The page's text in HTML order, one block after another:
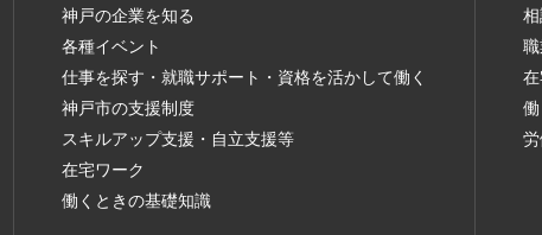
神戸の企業を知る
各種イベント
仕事を探す・就職サポート・資格を活かして働く
神戸市の支援制度
スキルアップ支援・自立支援等
在宅ワーク
働くときの基礎知識